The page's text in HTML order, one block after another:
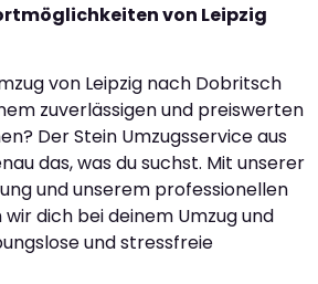
von Leipzig
von Leipzig nach Dobritsch
zuverlässigen und preiswerten
Der Stein Umzugsservice aus
das, was du suchst. Mit unserer
und unserem professionellen
dich bei deinem Umzug und
und stressfreie